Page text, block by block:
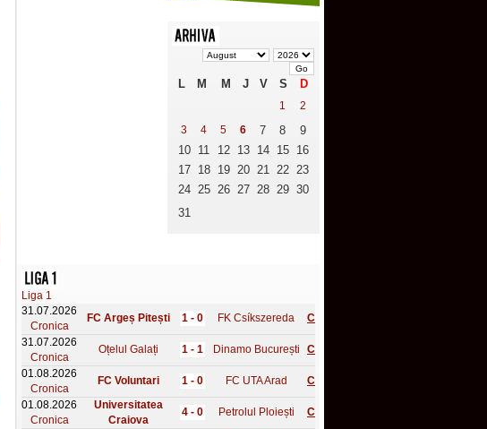
L M M J V S D
1
2
3
4 5 6 7 8
9
10
11 12 13 14 15
16
17
18 19 20 21 22 23
24 25 26 27 28 29 30
31
Liga 1
31.07.2026
Cronica
FC Argeș Pitești 1 - 0 FK Csíkszereda
C
31.07.2026
Cronica
Oțelul Galați 1 - 1 Dinamo București
C
01.08.2026
Cronica
FC Voluntari 1 - 0 FC UTA Arad
C
01.08.2026
Cronica
Universitatea
Craiova
4 - 0 Petrolul Ploiești
C